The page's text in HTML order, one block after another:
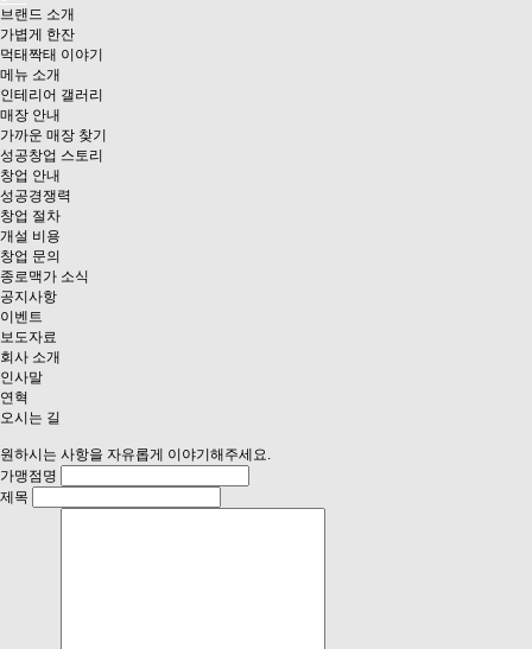
브랜드 소개
가볍게 한잔
먹태짝태 이야기
메뉴 소개
인테리어 갤러리
매장 안내
가까운 매장 찾기
성공창업 스토리
창업 안내
성공경쟁력
창업 절차
개설 비용
창업 문의
종로맥가 소식
공지사항
이벤트
보도자료
회사 소개
인사말
연혁
오시는 길
원하시는 사항을 자유롭게 이야기해주세요.
가맹점명
제목